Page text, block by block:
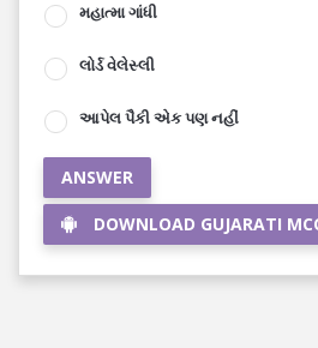
મહાત્મા ગાંધી
લોર્ડ વેલેસ્લી
આપેલ પૈકી એક પણ નહીં
ANSWER
DOWNLOAD GUJARATI